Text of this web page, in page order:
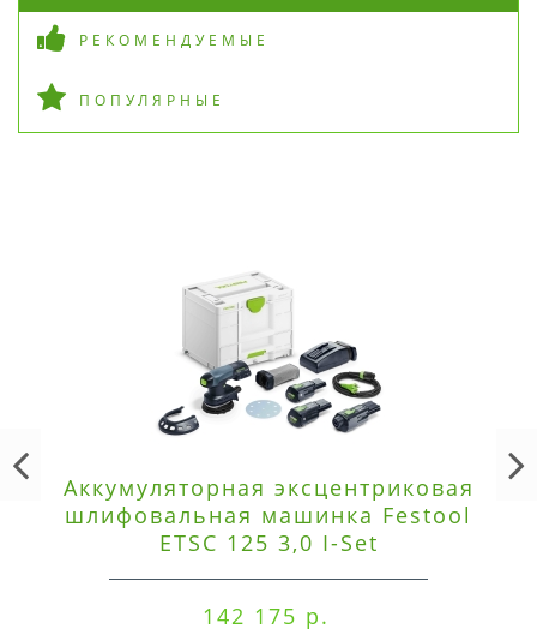
РЕКОМЕНДУЕМЫЕ
ПОПУЛЯРНЫЕ
Аккумуляторная эксцентриковая
шлифовальная машинка Festool
ETSC 125 3,0 I-Set
142 175 р.